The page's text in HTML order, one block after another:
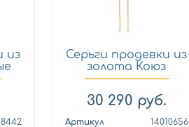
из
Серьги продевки из
золота Коюз
14010656
30 290 руб.
Артикул
14010656